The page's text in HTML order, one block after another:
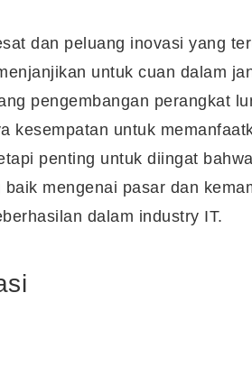
dan peluang inovasi yang
untuk cuan dalam
pengembangan perangkat
kesempatan untuk
penting untuk diingat
mengenai pasar dan
dalam industry IT.